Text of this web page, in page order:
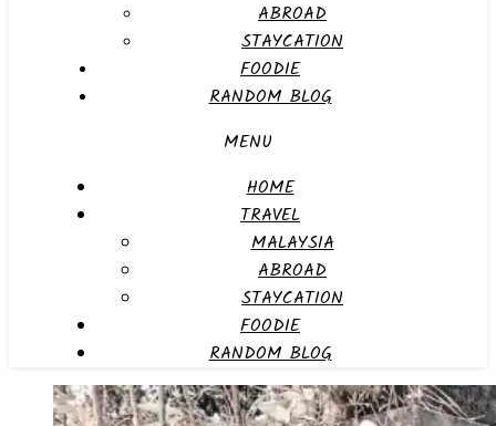
ABROAD
STAYCATION
FOODIE
RANDOM BLOG
MENU
HOME
TRAVEL
MALAYSIA
ABROAD
STAYCATION
FOODIE
RANDOM BLOG